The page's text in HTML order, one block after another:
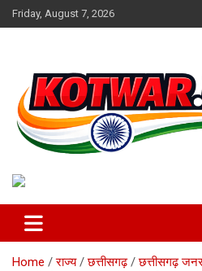
Skip
to
Friday, August 7, 2026
kotwar.in
Home राज्य छत्तीसगढ़
छत्तीसगढ़